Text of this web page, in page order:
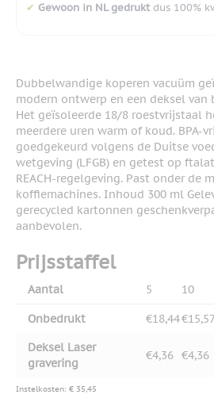
✔ Gewoon in NL gedruktdus 100%
Dubbelwandige koperen vacuüm
modern ontwerp en een deksel van
Het geïsoleerde 18/8 roestvrijstaal
meerdere uren warm of koud. BPA-
goedgekeurd volgens de Duitse
wetgeving (LFGB) en getest op
REACH-regelgeving. Past onder de
koffiemachines. Inhoud 300 ml
gerecycled kartonnen
aanbevolen.
Prijsstaffel
Aantal 5 10
Onbedrukt €18,44€15,57
Deksel Laser
gravering
€4,36 €4,36
Instelkosten: € 35,45